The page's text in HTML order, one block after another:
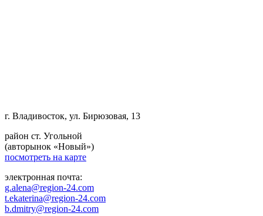
г. Владивосток, ул. Бирюзовая, 13
район ст. Угольной
(авторынок «Новый»)
посмотреть на карте
электронная почта:
g.alena@region-24.com
t.ekaterina@region-24.com
b.dmitry@region-24.com